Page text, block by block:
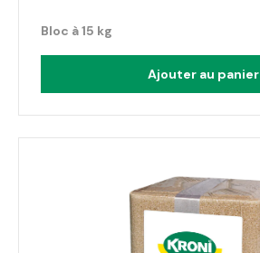
Bloc à 15 kg
Ajouter au panier